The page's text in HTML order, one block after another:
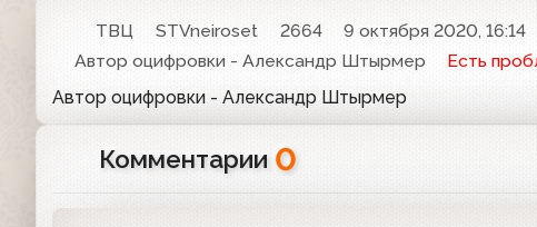
ТВЦ STVneiroset 2664 9 октября 2020, 16:14
Автор оцифровки - Александр Штырмер
Есть
Автор оцифровки - Александр Штырмер
Комментарии 0